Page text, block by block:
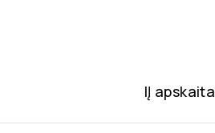
IĮ apskaita